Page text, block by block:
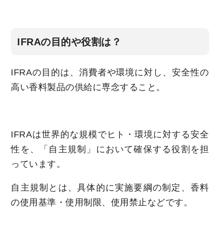
IFRAの目的や役割は？
IFRAの目的は、消費者や環境に対し、安全性の
高い香料製品の供給に専念すること。
IFRAは世界的な規模でヒト・環境に対する安全
性を、「自主規制」において確保する役割を担
っています。
自主規制とは、具体的に実施要綱の制定、香料
の使用基準・使用制限、使用禁止などです。